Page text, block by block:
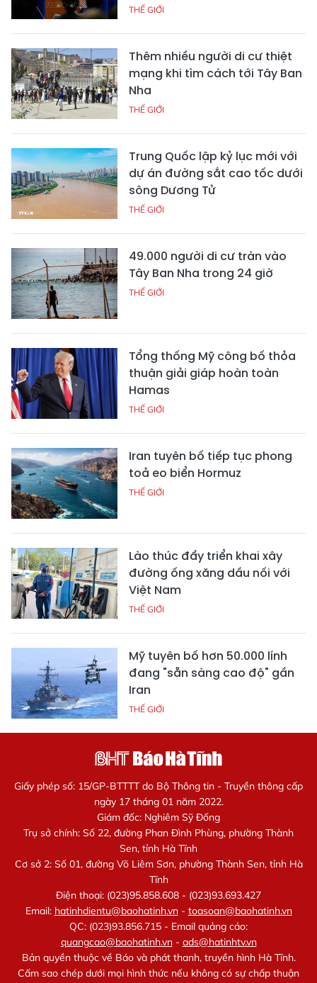
THẾ GIỚI
Thêm nhiều người di cư thiệt
mạng khi tìm cách tới Tây Ban
Nha
THẾ GIỚI
Trung Quốc lập kỷ lục mới với
dự án đường sắt cao tốc dưới
sông Dương Tử
THẾ GIỚI
49.000 người di cư tràn vào
Tây Ban Nha trong 24 giờ
THẾ GIỚI
Tổng thống Mỹ công bố thỏa
thuận giải giáp hoàn toàn
Hamas
THẾ GIỚI
Iran tuyên bố tiếp tục phong
toả eo biển Hormuz
THẾ GIỚI
Lào thúc đẩy triển khai xây
đường ống xăng dầu nối với
Việt Nam
THẾ GIỚI
Mỹ tuyên bố hơn 50.000 lính
đang "sẵn sàng cao độ" gần
Iran
THẾ GIỚI
Giấy phép số: 15/GP-BTTTT do Bộ Thông tin - Truyền thông cấp
ngày 17 tháng 01 năm 2022.
Giám đốc: Nghiêm Sỹ Đống
Trụ sở chính: Số 22, đường Phan Đình Phùng, phường Thành
Sen, tỉnh Hà Tĩnh
Cơ sở 2: Số 01, đường Võ Liêm Sơn, phường Thành Sen, tỉnh Hà
Tĩnh
Điện thoại: (023)95.858.608 - (023)93.693.427
Email: hatinhdientu@baohatinh.vn- toasoan@baohatinh.vn
QC: (023)93.856.715 - Email quảng cáo:
quangcao@baohatinh.vn- ads@hatinhtv.vn
Bản quyền thuộc về Báo và phát thanh, truyền hình Hà Tĩnh.
Cấm sao chép dưới mọi hình thức nếu không có sự chấp thuận